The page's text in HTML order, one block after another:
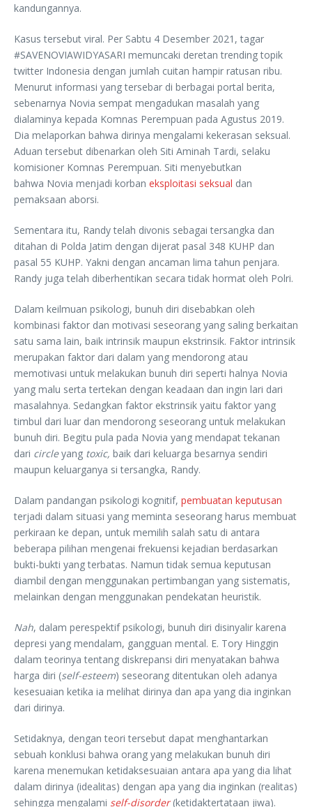
kandungannya.
Kasus tersebut viral. Per Sabtu 4 Desember 2021, tagar
#SAVENOVIAWIDYASARI memuncaki deretan trending topik
twitter Indonesia dengan jumlah cuitan hampir ratusan ribu.
Menurut informasi yang tersebar di berbagai portal berita,
sebenarnya Novia sempat mengadukan masalah yang
dialaminya kepada Komnas Perempuan pada Agustus 2019.
Dia melaporkan bahwa dirinya mengalami kekerasan seksual.
Aduan tersebut dibenarkan oleh Siti Aminah Tardi, selaku
komisioner Komnas Perempuan. Siti menyebutkan
bahwa Novia menjadi korban eksploitasi seksual dan
pemaksaan aborsi.
Sementara itu, Randy telah divonis sebagai tersangka dan
ditahan di Polda Jatim dengan dijerat pasal 348 KUHP dan
pasal 55 KUHP. Yakni dengan ancaman lima tahun penjara.
Randy juga telah diberhentikan secara tidak hormat oleh Polri.
Dalam keilmuan psikologi, bunuh diri disebabkan oleh
kombinasi faktor dan motivasi seseorang yang saling berkaitan
satu sama lain, baik intrinsik maupun ekstrinsik. Faktor intrinsik
merupakan faktor dari dalam yang mendorong atau
memotivasi untuk melakukan bunuh diri seperti halnya Novia
yang malu serta tertekan dengan keadaan dan ingin lari dari
masalahnya. Sedangkan faktor ekstrinsik yaitu faktor yang
timbul dari luar dan mendorong seseorang untuk melakukan
bunuh diri. Begitu pula pada Novia yang mendapat tekanan
dari circleyang toxic, baik dari keluarga besarnya sendiri
maupun keluarganya si tersangka, Randy.
Dalam pandangan psikologi kognitif, pembuatan keputusan
terjadi dalam situasi yang meminta seseorang harus membuat
perkiraan ke depan, untuk memilih salah satu di antara
beberapa pilihan mengenai frekuensi kejadian berdasarkan
bukti-bukti yang terbatas. Namun tidak semua keputusan
diambil dengan menggunakan pertimbangan yang sistematis,
melainkan dengan menggunakan pendekatan heuristik.
Nah, dalam perespektif psikologi, bunuh diri disinyalir karena
depresi yang mendalam, gangguan mental. E. Tory Hinggin
dalam teorinya tentang diskrepansi diri menyatakan bahwa
harga diri (self-esteem) seseorang ditentukan oleh adanya
kesesuaian ketika ia melihat dirinya dan apa yang dia inginkan
dari dirinya.
Setidaknya, dengan teori tersebut dapat menghantarkan
sebuah konklusi bahwa orang yang melakukan bunuh diri
karena menemukan ketidaksesuaian antara apa yang dia lihat
dalam dirinya (idealitas) dengan apa yang dia inginkan (realitas)
sehingga mengalami self-disorder(ketidaktertataan jiwa).